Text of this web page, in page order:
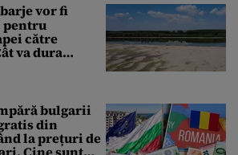
vor fi
pentru
către
va dura
bulgarii
din
la prețuri de